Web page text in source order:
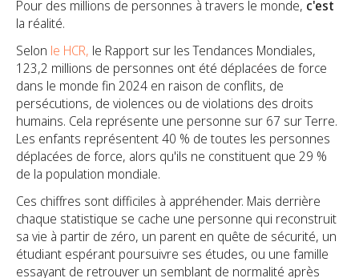
Pour des millions de personnes à travers le monde, c'est
la réalité.
Selon le HCR, le Rapport sur les Tendances Mondiales,
123,2 millions de personnes ont été déplacées de force
dans le monde fin 2024 en raison de conflits, de
persécutions, de violences ou de violations des droits
humains. Cela représente une personne sur 67 sur Terre.
Les enfants représentent 40 % de toutes les personnes
déplacées de force, alors qu'ils ne constituent que 29 %
de la population mondiale.
Ces chiffres sont difficiles à appréhender. Mais derrière
chaque statistique se cache une personne qui reconstruit
sa vie à partir de zéro, un parent en quête de sécurité, un
étudiant espérant poursuivre ses études, ou une famille
essayant de retrouver un semblant de normalité après